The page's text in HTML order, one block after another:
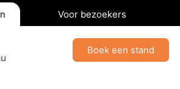
Voor bezoekers
Boek een stand